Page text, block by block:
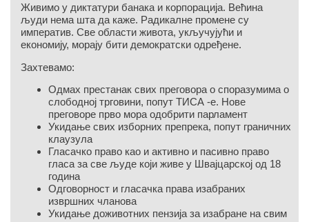
Живимо у диктатури банака и корпорација. Већина
људи нема шта да каже. Радикалне промене су
императив. Све области живота, укључујући и
економију, морају бити демократски одређене.
Захтевамо:
Одмах престанак свих преговора о споразумима о
слободној трговини, попут ТИСА -е. Нове
преговоре прво мора одобрити парламент
Укидање свих изборних препрека, попут граничних
клаузула
Гласачко право као и активно и пасивно право
гласа за све људе који живе у Швајцарској од 18
година
Одговорност и гласачка права изабраних
извршних чланова
Укидање доживотних пензија за изабране на свим